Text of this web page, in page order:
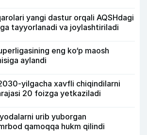
yangi dastur orqali AQSHdagi
tayyorlanadi va joylashtiriladi
eng ko‘p maosh
aylandi
yilgacha xavfli chiqindilarni
20 foizga yetkaziladi
urib yuborgan
qamoqqa hukm qilindi